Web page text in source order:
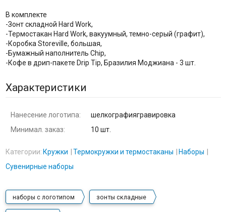
В комплекте
-Зонт складной Hard Work,
-Термостакан Hard Work, вакуумный, темно-серый (графит),
-Коробка Storeville, большая,
-Бумажный наполнитель Chip,
-Кофе в дрип-пакете Drip Tip, Бразилия Моджиана - 3 шт.
Характеристики
Нанесение логотипа:
шелкографиягравировка
Минимал. заказ:
10 шт.
Категории: Кружки Термокружки и термостаканы
Наборы
Сувенирные наборы
наборы с логотипом зонты складные